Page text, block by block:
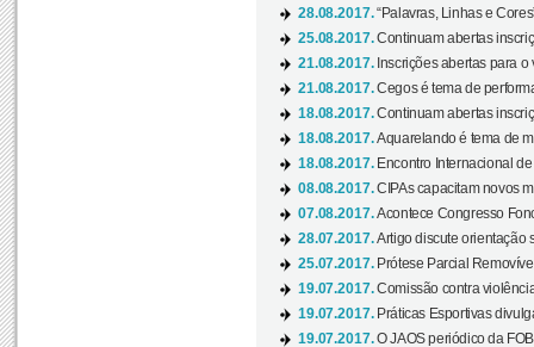
28.08.2017.“Palavras, Linhas e
25.08.2017.Continuam abertas
21.08.2017. Inscrições abertas para
21.08.2017.Cegos é tema de
18.08.2017.Continuam abertas
18.08.2017.Aquarelando é tema de
18.08.2017. Encontro Internacional
08.08.2017.CIPAs capacitam novos
07.08.2017.Acontece Congresso
28.07.2017.Artigo discute orientação
25.07.2017. Prótese Parcial
19.07.2017.Comissão contra
19.07.2017. Práticas Esportivas
19.07.2017.O JAOS periódico da